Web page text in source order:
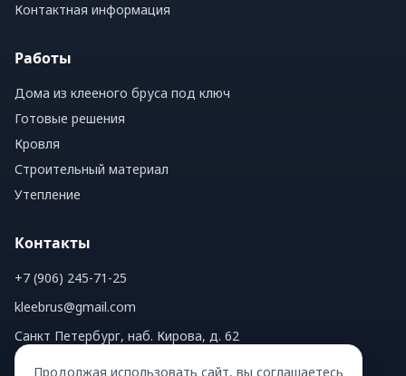
Контактная информация
Работы
Дома из клееного бруса под ключ
Готовые решения
Кровля
Строительный материал
Утепление
Контакты
+7 (906) 245-71-25
kleebrus@gmail.com
Санкт Петербург, наб. Кирова, д. 62
Продолжая использовать сайт, вы соглашаетесь